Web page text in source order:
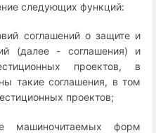
следующих функций:
соглашений о защите и
(далее - соглашения) и
проектов, в
такие соглашения, в том
проектов;
машиночитаемых форм